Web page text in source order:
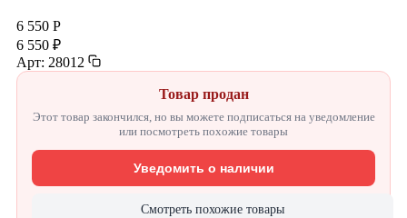
6 550 Р
6 550 ₽
Арт: 28012
Товар продан
Этот товар закончился, но вы можете подписаться на уведомление
или посмотреть похожие товары
Уведомить о наличии
Смотреть похожие товары